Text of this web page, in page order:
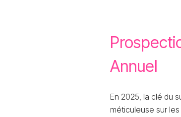
Annuel
En 2025, la clé du
méticuleuse sur